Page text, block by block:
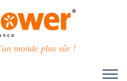
monde plus sûr !